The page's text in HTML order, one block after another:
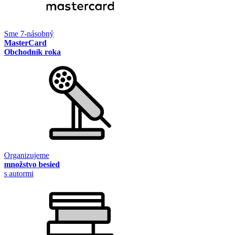
Sme 7-násobný
MasterCard
Obchodník roka
Organizujeme
množstvo besied
s autormi